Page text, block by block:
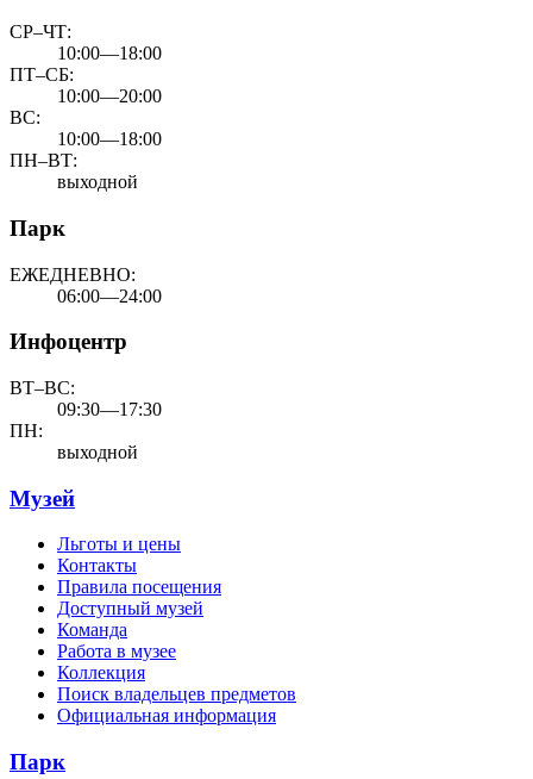
СР–ЧТ:
10:00—18:00
ПТ–СБ:
10:00—20:00
ВС:
10:00—18:00
ПН–ВТ:
выходной
Парк
ЕЖЕДНЕВНО:
06:00—24:00
Инфоцентр
ВТ–ВС:
09:30—17:30
ПН:
выходной
Музей
Льготы и цены
Контакты
Правила посещения
Доступный музей
Команда
Работа в музее
Коллекция
Поиск владельцев предметов
Официальная информация
Парк